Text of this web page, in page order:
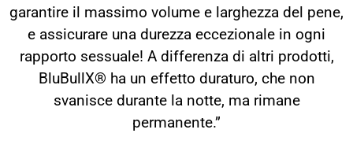
garantire il massimo volume e larghezza del pene,
e assicurare una durezza eccezionale in ogni
rapporto sessuale! A differenza di altri prodotti,
BluBullX® ha un effetto duraturo, che non
svanisce durante la notte, ma rimane
permanente.”